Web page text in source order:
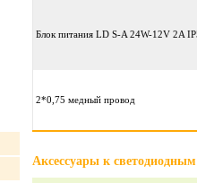
Блок питания LD S-A 24W-12V 2A
2*0,75 медный провод
Аксессуары к